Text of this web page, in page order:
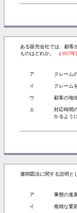
ある販売会社では、顧客
ものはどれか。 ( H17
ア クレーム
イ クレーム
ウ 顧客の地
エ
対応時間
かるよう
連関図法に関する説明
ア 事態の進
イ 複雑な要